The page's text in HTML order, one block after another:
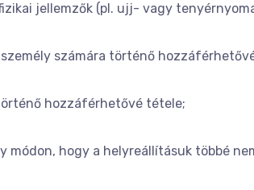
jellemzők (pl. ujj- vagy
számára történő
hozzáférhetővé tétele;
hogy a helyreállításuk többé